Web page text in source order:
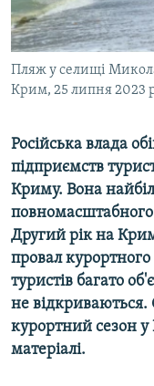
УКРАЇНСЬКА
ІНФОГРАФІКА
ДОЛУЧАЙСЯ!
Пляж у селищі
Крим, 25 липня 2023
Російська влада
підприємств
Криму. Вона
повномасштабного
Другий рік на
провал курортного
туристів багато
не відкриваються.
курортний сезон
матеріалі.